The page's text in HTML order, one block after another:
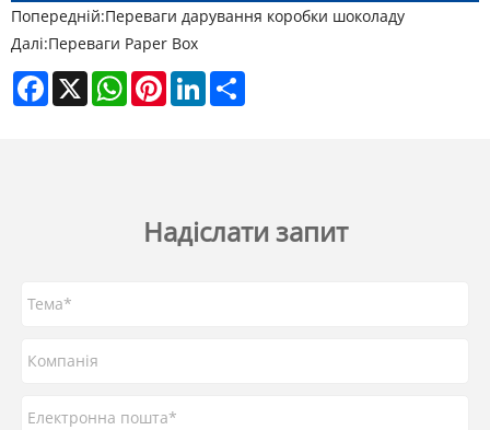
Попередній:Переваги дарування коробки шоколаду
Далі:Переваги Paper Box
Facebook
X WhatsAppPinterestLinkedIn
Надіслати запит